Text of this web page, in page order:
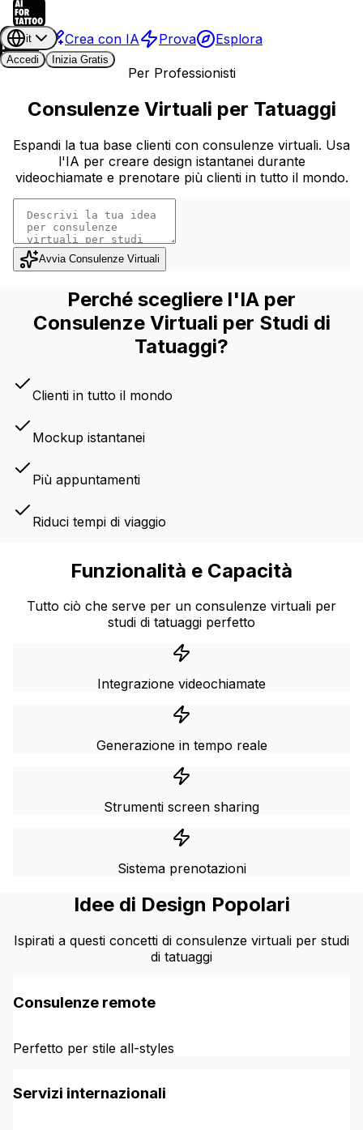
Crea con IA Prova Esplora
it
Accedi
Inizia Gratis
Per Professionisti
Consulenze Virtuali per Tatuaggi
Espandi la tua base clienti con consulenze virtuali. Usa
l'IA per creare design istantanei durante
videochiamate e prenotare più clienti in tutto il mondo.
Avvia Consulenze Virtuali
Perché scegliere l'IA per
Consulenze Virtuali per Studi di
Tatuaggi?
Clienti in tutto il mondo
Mockup istantanei
Più appuntamenti
Riduci tempi di viaggio
Funzionalità e Capacità
Tutto ciò che serve per un consulenze virtuali per
studi di tatuaggi perfetto
Integrazione videochiamate
Generazione in tempo reale
Strumenti screen sharing
Sistema prenotazioni
Idee di Design Popolari
Ispirati a questi concetti di consulenze virtuali per studi
di tatuaggi
Consulenze remote
Perfetto per stile all-styles
Servizi internazionali